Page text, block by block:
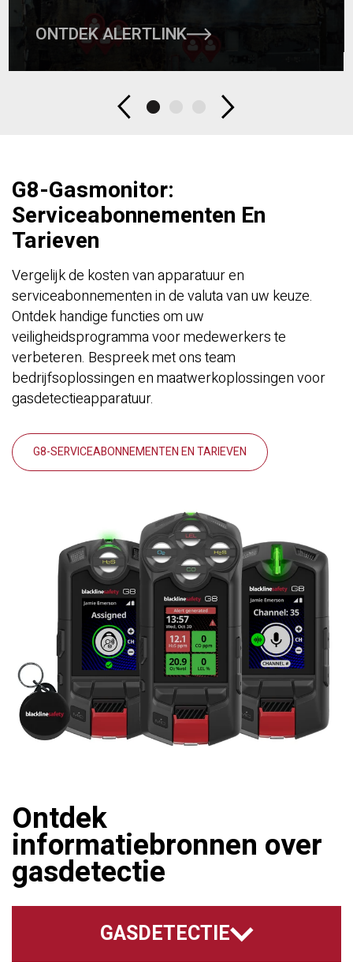
ONTDEK ALERTLINK
G8-Gasmonitor:
Serviceabonnementen En
Tarieven
Vergelijk de kosten van apparatuur en
serviceabonnementen in de valuta van uw keuze.
Ontdek handige functies om uw
veiligheidsprogramma voor medewerkers te
verbeteren. Bespreek met ons team
bedrijfsoplossingen en maatwerkoplossingen voor
gasdetectieapparatuur.
G8-SERVICEABONNEMENTEN EN TARIEVEN
Ontdek
informatiebronnen over
gasdetectie
GASDETECTIE